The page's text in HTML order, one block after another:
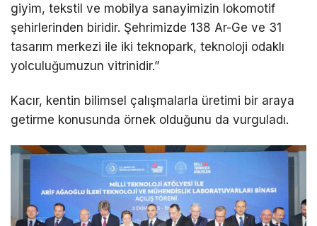
giyim, tekstil ve mobilya sanayimizin lokomotif
şehirlerinden biridir. Şehrimizde 138 Ar-Ge ve 31
tasarım merkezi ile iki teknopark, teknoloji odaklı
yolculuğumuzun vitrinidir.”
Kacır, kentin bilimsel çalışmalarla üretimi bir araya
getirme konusunda örnek olduğunu da vurguladı.